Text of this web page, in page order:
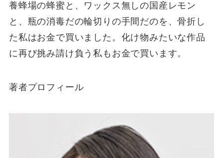
養蜂場の蜂蜜と、ワックス無しの国産レモン
と、瓶の消毒だの輪切りの手間だのを、骨折し
た私はお金で買いました。化け物みたいな作品
に再び挑み請け負う私もお金で買います。
著者プロフィール